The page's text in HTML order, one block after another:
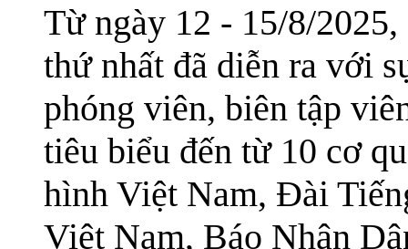
Từ ngày 12 - 15/8/
thứ nhất đã diễn ra với
phóng viên, biên tập
tiêu biểu đến từ 10 cơ
hình Việt Nam, Đài
Việt Nam, Báo Nhân